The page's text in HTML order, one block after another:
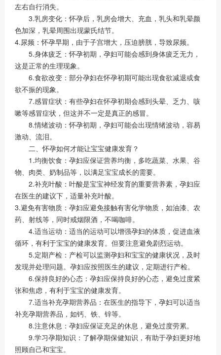
左右自行消失。
3.乳房变化：怀孕后，乳房会增大、充血，乳头和乳晕颜
色加深，乳晕周围出现蒙氏结节。
4.尿频：怀孕早期，由于子宫增大，压迫膀胱，导致尿频。
5.身体疲乏：怀孕初期，孕妇可能会感到身体疲乏无力，
这是正常的生理现象。
6.食欲改变：部分孕妇在怀孕初期可能出现食欲减退或食
欲不振的现象。
7.感冒症状：有些孕妇在怀孕初期会感到头晕、乏力、咳
嗽等感冒症状，但这并不一定是真正的感冒。
8.情绪波动：怀孕初期，孕妇可能会出现情绪波动，容易
激动、流泪。
二、怀孕如何才能让宝宝健康发育？
1.均衡饮食：孕妇应保证营养均衡，多吃蔬菜、水果、谷
物、肉类、奶制品等，以满足宝宝成长的需要。
2.补充叶酸：叶酸是宝宝神经发育的重要营养素，孕妇应
在医生的建议下，适量补充叶酸。
3.避免有害物质：孕妇应避免接触有害化学物质，如油漆、农
药、射线等，同时戒烟限酒，不喝咖啡。
4.适当运动：适当的运动可以增强孕妇的体质，促进血液
循环，有利于宝宝的健康发育。但要注意避免剧烈运动。
5.定期产检：产检可以监测孕妇和宝宝的健康状况，及时
发现并处理问题。孕妇应按照医生的建议，定期进行产检。
6.保持良好的心态：孕妇应保持良好的心态，避免过度紧
张和焦虑，有利于宝宝的健康发育。
7.适当补充孕期营养品：在医生的指导下，孕妇可以适当
补充孕期营养品，如钙、铁、锌等。
8.注意休息：孕妇应保证充足的休息，避免过度劳累。
9.学习孕期知识：了解孕期保健知识，有助于孕妇更好地
照顾自己和宝宝。